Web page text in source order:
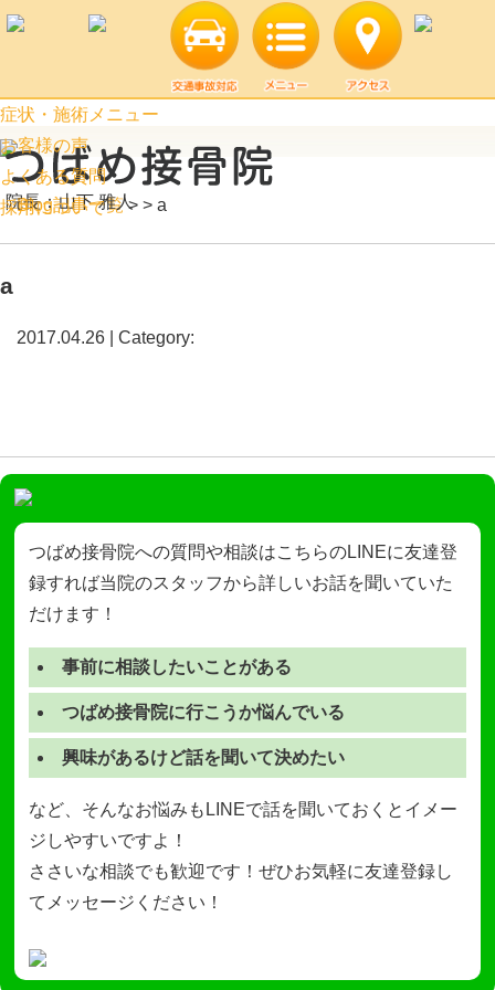
a | 阿見町口コミ上位のつばめ接骨院
症状・施術メニュー
お客様の声
よくある質問
採用について
院長：山下 雅人
Blog記事一覧> > a
a
2017.04.26 | Category:
つばめ接骨院への質問や相談はこちらのLINEに友達登
録すれば当院のスタッフから詳しいお話を聞いていた
だけます！
事前に相談したいことがある
つばめ接骨院に行こうか悩んでいる
興味があるけど話を聞いて決めたい
など、そんなお悩みもLINEで話を聞いておくとイメー
ジしやすいですよ！
ささいな相談でも歓迎です！ぜひお気軽に友達登録し
てメッセージください！